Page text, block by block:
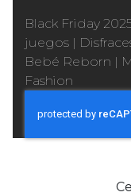
Black Friday
juegos |
Bebé Reborn |
Fashion